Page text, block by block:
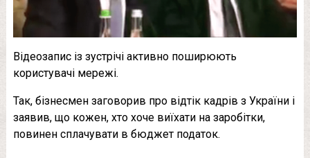
Відеозапис із зустрічі активно поширюють
користувачі мережі.
Так, бізнесмен заговорив про відтік кадрів з України і
заявив, що кожен, хто хоче виїхати на заробітки,
повинен сплачувати в бюджет податок.